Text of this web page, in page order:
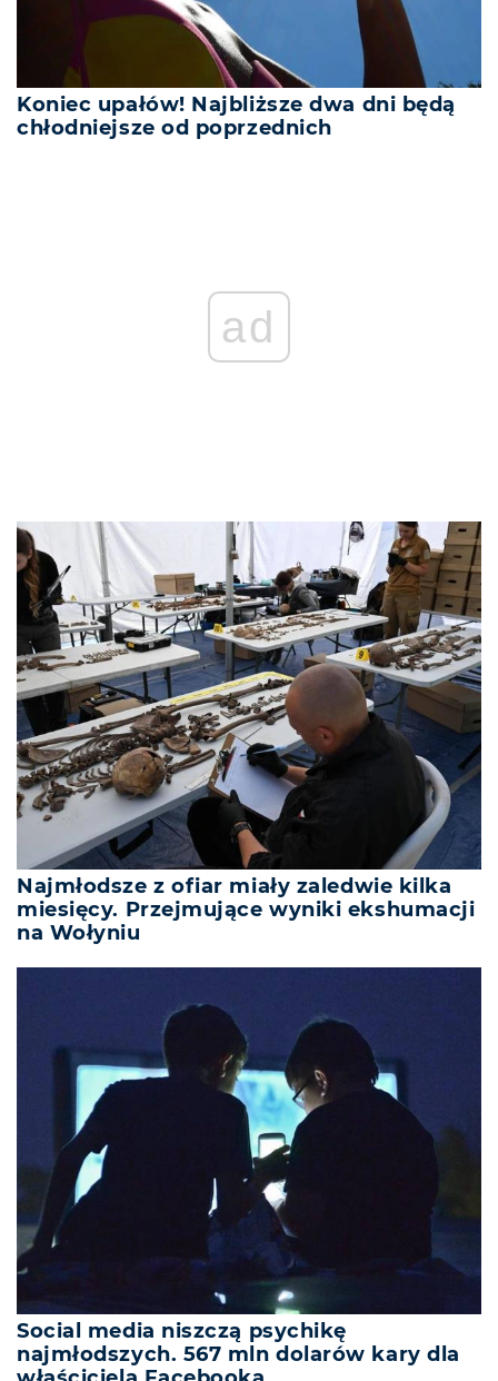
Koniec upałów! Najbliższe dwa dni będą
chłodniejsze od poprzednich
Najmłodsze z ofiar miały zaledwie kilka
miesięcy. Przejmujące wyniki ekshumacji
na Wołyniu
Social media niszczą psychikę
najmłodszych. 567 mln dolarów kary dla